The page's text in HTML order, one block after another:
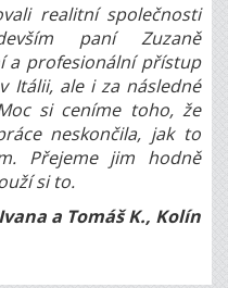
realitní společnosti
paní Zuzaně
a profesionální přístup
Itálii, ale i za následné
si ceníme toho, že
neskončila, jak to
Přejeme jim hodně
si to.
Ivana a Tomáš K., Kolín